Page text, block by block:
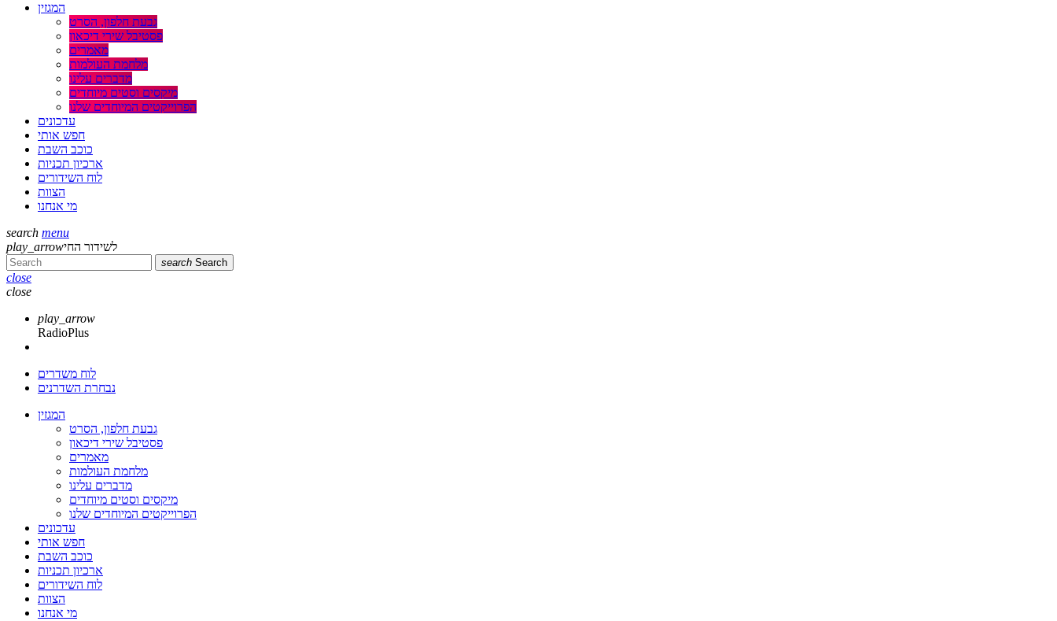
המגזין
גבעת חלפון, הסרט
פסטיבל שירי דיכאון
מאמרים
מלחמת העולמות
מדברים עלינו
מיקסים וסטים מיוחדים
הפרוייקטים המיוחדים שלנו
עדכונים
חפש אותי
כוכב השבת
ארכיון תכניות
לוח השידורים
הצוות
מי אנחנו
search menu
play_arrowלשידור החי
search Search
close
close
play_arrow
RadioPlus
לוח משדרים
נבחרת השדרנים
המגזין
גבעת חלפון, הסרט
פסטיבל שירי דיכאון
מאמרים
מלחמת העולמות
מדברים עלינו
מיקסים וסטים מיוחדים
הפרוייקטים המיוחדים שלנו
עדכונים
חפש אותי
כוכב השבת
ארכיון תכניות
לוח השידורים
הצוות
מי אנחנו